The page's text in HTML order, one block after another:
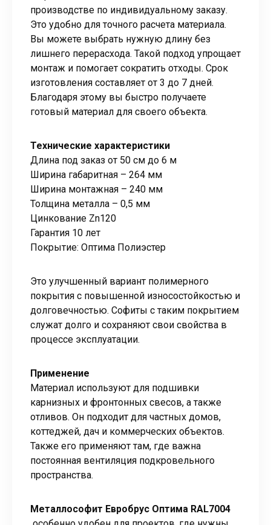
производстве по индивидуальному заказу.
Это удобно для точного расчета материала.
Вы можете выбрать нужную длину без
лишнего перерасхода. Такой подход упрощает
монтаж и помогает сократить отходы. Срок
изготовления составляет от 3 до 7 дней.
Благодаря этому вы быстро получаете
готовый материал для своего объекта.
Технические характеристики
Длина под заказ от 50 см до 6 м
Ширина габаритная – 264 мм
Ширина монтажная – 240 мм
Толщина металла – 0,5 мм
Цинкование Zn120
Гарантия 10 лет
Покрытие: Оптима Полиэстер
Это улучшенный вариант полимерного
покрытия с повышенной износостойкостью и
долговечностью. Софиты с таким покрытием
служат долго и сохраняют свои свойства в
процессе эксплуатации.
Применение
Материал используют для подшивки
карнизных и фронтонных свесов, а также
отливов. Он подходит для частных домов,
коттеджей, дач и коммерческих объектов.
Также его применяют там, где важна
постоянная вентиляция подкровельного
пространства.
Металлософит Евробрус Оптима RAL7004